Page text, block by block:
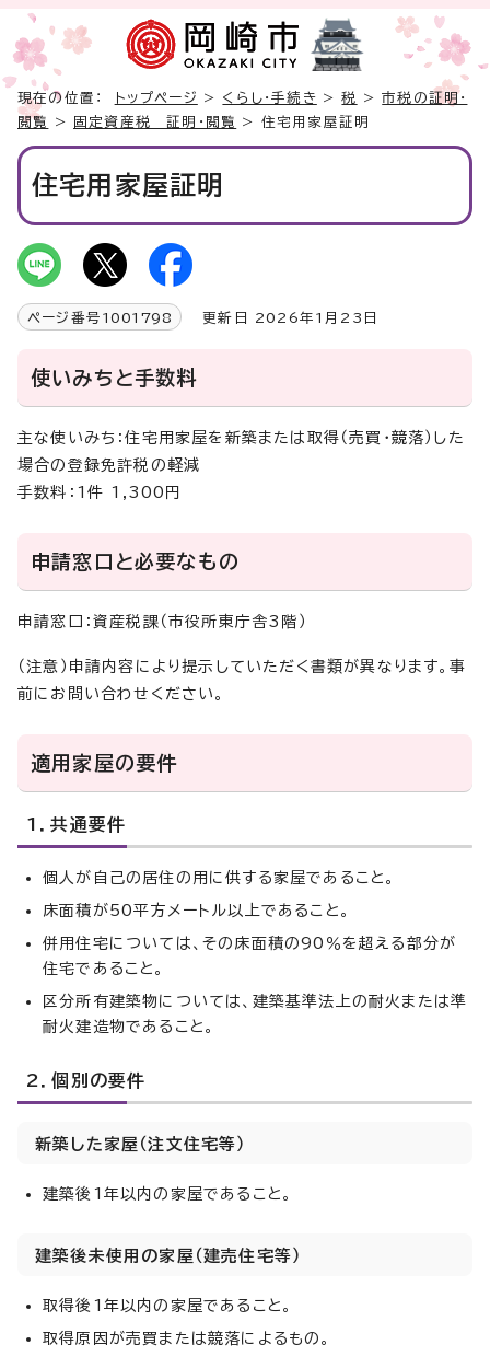
現在の位置： トップページ > くらし・手続き >税 >市税の証明・
閲覧
> 固定資産税 証明・閲覧 > 住宅用家屋証明
住宅用家屋証明
ページ番号 1001798 更新日 2026年1月23日
使いみちと手数料
主な使いみち：住宅用家屋を新築または取得（売買・競落）した
場合の登録免許税の軽減
手数料：1件 1,300円
申請窓口と必要なもの
申請窓口：資産税課（市役所東庁舎3階）
（注意）申請内容により提示していただく書類が異なります。事
前にお問い合わせください。
適用家屋の要件
1．共通要件
個人が自己の居住の用に供する家屋であること。
床面積が50平方メートル以上であること。
併用住宅については、その床面積の90％を超える部分が
住宅であること。
区分所有建築物については、建築基準法上の耐火または準
耐火建造物であること。
2．個別の要件
新築した家屋（注文住宅等）
建築後1年以内の家屋であること。
建築後未使用の家屋（建売住宅等）
取得後1年以内の家屋であること。
取得原因が売買または競落によるもの。